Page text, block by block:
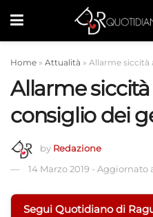
Home » Attualità » Allarme siccità
Allarme siccità
consiglio dei
by Redazione
14 Marzo 2019 - Aggiornato
Segui Quotidiano di